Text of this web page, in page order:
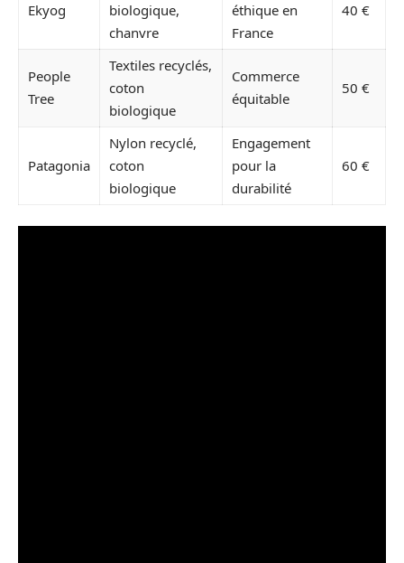
Ekyog
biologique,
chanvre
éthique en
France
40 €
People
Tree
Textiles recyclés,
coton
biologique
Commerce
équitable
50 €
Patagonia
Nylon recyclé,
coton
biologique
Engagement
pour la
durabilité
60 €